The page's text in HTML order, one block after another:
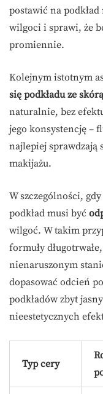
postawić na
wilgoci i sprawi, że
promiennie.
Kolejnym istotnym
się podkładu ze skórą
naturalnie, bez
jego konsystencję –
najlepiej sprawdzają
makijażu.
W szczególności,
podkład musi być
wilgoć. W takim
formuły
nienaruszonym
dopasować odcień
podkładów zbyt
nieestetycznych
Typ cery